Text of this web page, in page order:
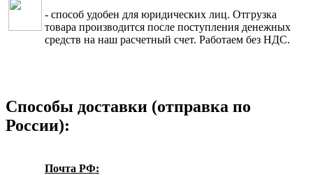
- способ удобен для юридических лиц. Отгрузка
товара производится после поступления денежных
средств на наш расчетный счет. Работаем без НДС.
Способы доставки (отправка по
России):
Почта РФ: